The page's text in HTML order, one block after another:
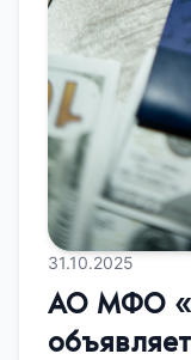
31.10.2025
АО МФО